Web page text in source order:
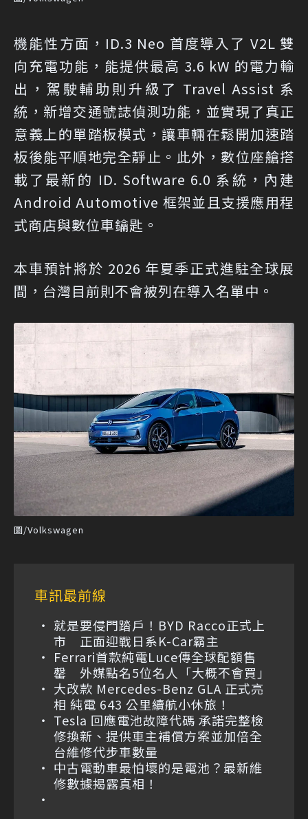
機能性方面，ID.3 Neo 首度導入了 V2L 雙
向充電功能，能提供最高 3.6 kW 的電力輸
出，駕駛輔助則升級了 Travel Assist 系
統，新增交通號誌偵測功能，並實現了真正
意義上的單踏板模式，讓車輛在鬆開加速踏
板後能平順地完全靜止。此外，數位座艙搭
載了最新的 ID. Software 6.0 系統，內建
Android Automotive 框架並且支援應用程
式商店與數位車鑰匙。
本車預計將於 2026 年夏季正式進駐全球展
間，台灣目前則不會被列在導入名單中。
圖/Volkswagen
車訊最前線
就是要侵門踏戶！BYD Racco正式上
市 正面迎戰日系K-Car霸主
Ferrari首款純電Luce傳全球配額售
罄 外媒點名5位名人「大概不會買」
大改款 Mercedes-Benz GLA 正式亮
相 純電 643 公里續航小休旅！
Tesla 回應電池故障代碼 承諾完整檢
修換新、提供車主補償方案並加倍全
台維修代步車數量
中古電動車最怕壞的是電池？最新維
修數據揭露真相！